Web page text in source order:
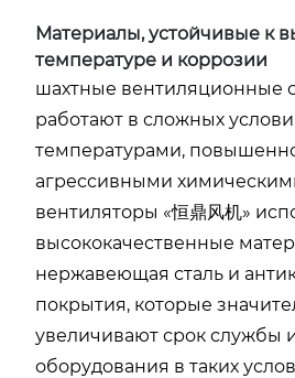
Материалы, устойчивые к
температуре и коррозии
шахтные вентиляционные
работают в сложных
температурами,
агрессивными
вентиляторы «恒鼎风机»
высококачественные
нержавеющая сталь и
покрытия, которые
увеличивают срок службы
оборудования в таких